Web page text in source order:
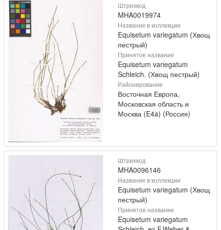
Штрихкод
MHA0019974
Название в коллекции
Equisetum variegatum (Хвощ
пестрый)
Принятое название
Equisetum variegatum
Schleich. (Хвощ пестрый)
Районирование
Восточная Европа,
Московская область и
Москва (E4a) (Россия)
Штрихкод
MHA0096146
Название в коллекции
Equisetum variegatum (Хвощ
пестрый)
Принятое название
Equisetum variegatum